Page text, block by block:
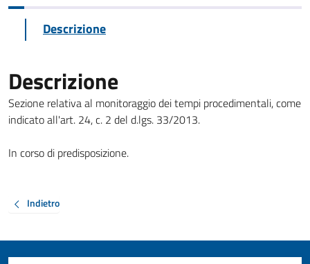
Descrizione
Descrizione
Sezione relativa al monitoraggio dei tempi procedimentali, come
indicato all'art. 24, c. 2 del d.lgs. 33/2013.
In corso di predisposizione.
Indietro